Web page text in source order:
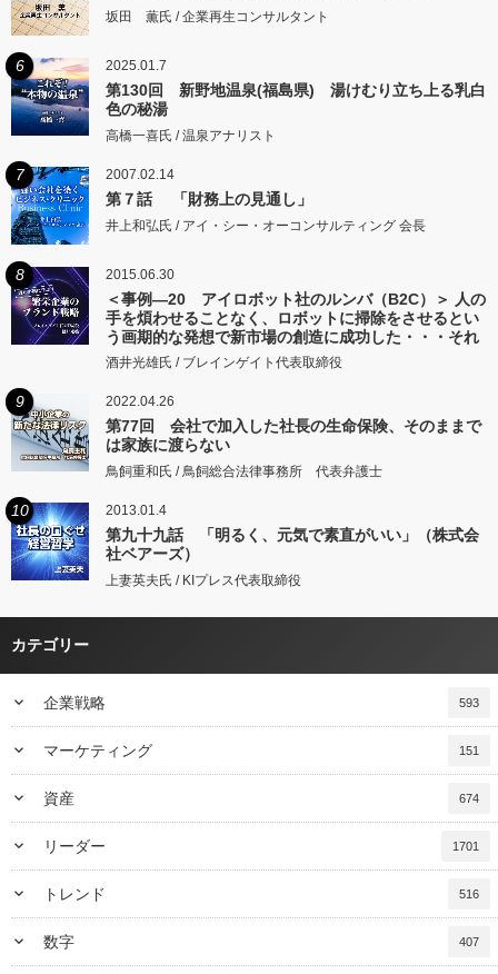
坂田 薫氏 / 企業再生コンサルタント
6 2025.01.7
第130回 新野地温泉(福島県) 湯けむり立ち上る乳白
色の秘湯
高橋一喜氏 / 温泉アナリスト
7 2007.02.14
第７話 「財務上の見通し」
井上和弘氏 / アイ・シー・オーコンサルティング 会長
8 2015.06.30
＜事例―20 アイロボット社のルンバ（B2C）＞ 人の
手を煩わせることなく、ロボットに掃除をさせるとい
う画期的な発想で新市場の創造に成功した・・・それ
がアイロボット社のルンバだ
酒井光雄氏 / ブレインゲイト代表取締役
9 2022.04.26
第77回 会社で加入した社長の生命保険、そのままで
は家族に渡らない
鳥飼重和氏 / 鳥飼総合法律事務所 代表弁護士
10 2013.01.4
第九十九話 「明るく、元気で素直がいい」（株式会
社ベアーズ）
上妻英夫氏 / KIプレス代表取締役
カテゴリー
keyboard_arrow_down 企業戦略 593
keyboard_arrow_down マーケティング 151
keyboard_arrow_down 資産 674
keyboard_arrow_down リーダー 1701
keyboard_arrow_down トレンド 516
keyboard_arrow_down 数字 407